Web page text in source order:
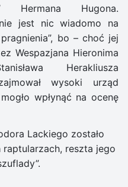
Hermana Hugona.
nie jest nic wiadomo na
bo – choć jej
Wespazjana Hieronima
Herakliusza
wysoki urząd
wpłynąć na ocenę
Lackiego zostało
reszta jego